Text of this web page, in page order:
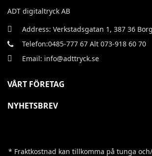
ADT digitaltryck AB
Address: Verkstadsgatan 1, 387 36
Telefon:0485-777 67 Alt 073-918 60 70
Email: info@adttryck.se
VÅRT FÖRETAG
NYHETSBREV
* Fraktkostnad kan tillkomma på tunga